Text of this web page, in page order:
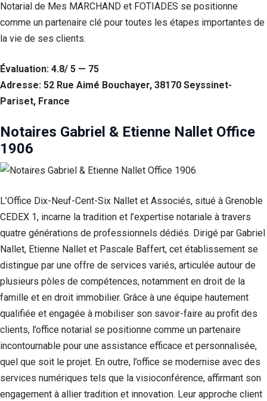
Notarial de Mes MARCHAND et FOTIADES se positionne
comme un partenaire clé pour toutes les étapes importantes de
la vie de ses clients.
Évaluation: 4.8/ 5 — 75
Adresse: 52 Rue Aimé Bouchayer, 38170 Seyssinet-
Pariset, France
Notaires Gabriel & Etienne Nallet Office
1906
L’Office Dix-Neuf-Cent-Six Nallet et Associés, situé à Grenoble
CEDEX 1, incarne la tradition et l’expertise notariale à travers
quatre générations de professionnels dédiés. Dirigé par Gabriel
Nallet, Etienne Nallet et Pascale Baffert, cet établissement se
distingue par une offre de services variés, articulée autour de
plusieurs pôles de compétences, notamment en droit de la
famille et en droit immobilier. Grâce à une équipe hautement
qualifiée et engagée à mobiliser son savoir-faire au profit des
clients, l’office notarial se positionne comme un partenaire
incontournable pour une assistance efficace et personnalisée,
quel que soit le projet. En outre, l’office se modernise avec des
services numériques tels que la visioconférence, affirmant son
engagement à allier tradition et innovation. Leur approche client